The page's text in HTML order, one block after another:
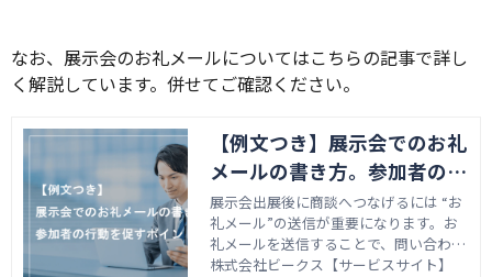
なお、展示会のお礼メールについてはこちらの記事で詳し
く解説しています。併せてご確認ください。
【例文つき】展示会でのお礼
メールの書き方。参加者の行
動を促すポイントとは
展示会出展後に商談へつなげるには “お
礼メール”の送信が重要になります。お
礼メールを送信することで、問い合わせ
や商談の申し込みなどにつながる可能性
株式会社ビークス【サービスサイト】